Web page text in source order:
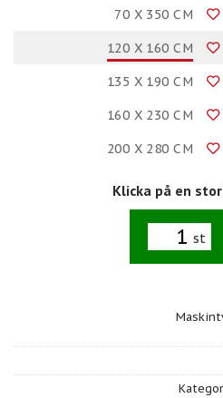
70 X 350 CM
120 X 160 CM
135 X 190 CM
160 X 230 CM
200 X 280 CM
Klicka på en
st